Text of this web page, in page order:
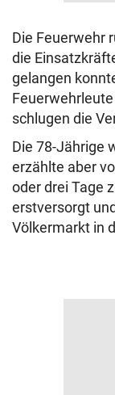
Die Feuerwehr
die
gelangen
schlugen die
Die 78-Jährige
erzählte aber
oder drei Tage
erstversorgt
Völkermarkt in